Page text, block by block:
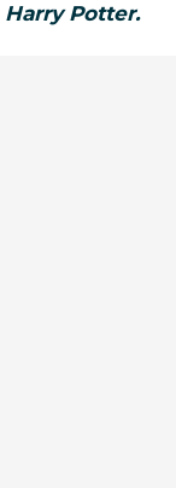
Harry Potter.